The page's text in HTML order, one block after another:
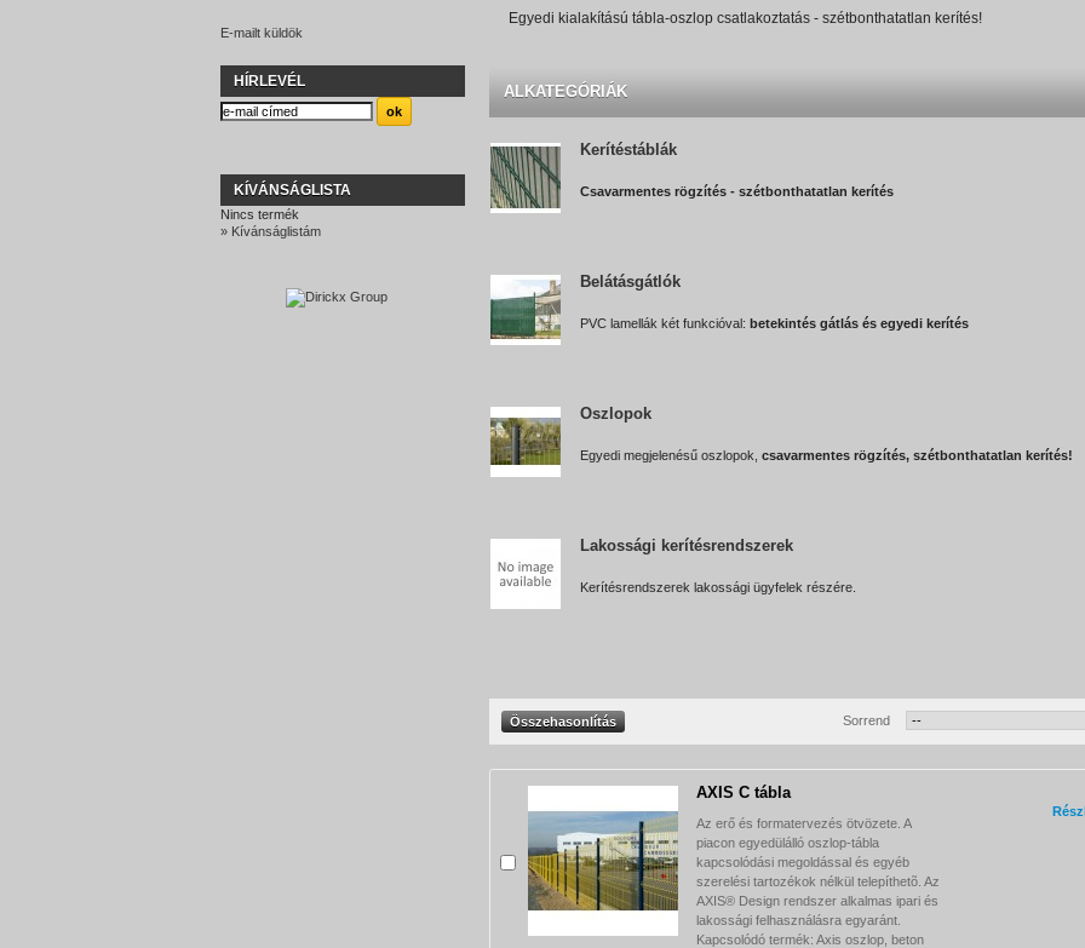
E-mailt küldök
HÍRLEVÉL
KÍVÁNSÁGLISTA
Nincs termék
» Kívánságlistám
Egyedi kialakítású tábla-oszlop csatlakoztatás - szétbonthatatlan kerítés!
ALKATEGÓRIÁK
Kerítéstáblák
Csavarmentes rögzítés - szétbonthatatlan kerítés
Belátásgátlók
PVC lamellák két funkcióval: betekintés gátlás és egyedi kerítés
Oszlopok
Egyedi megjelenésű oszlopok, csavarmentes rögzítés, szétbonthatatlan kerítés!
Lakossági kerítésrendszerek
Kerítésrendszerek lakossági ügyfelek részére.
Sorrend
AXIS C tábla
Az erő és formatervezés ötvözete. A
piacon egyedülálló oszlop-tábla
kapcsolódási megoldással és egyéb
szerelési tartozékok nélkül telepíthetõ. Az
AXIS® Design rendszer alkalmas ipari és
lakossági felhasználásra egyaránt.
Kapcsolódó termék: Axis oszlop, beton